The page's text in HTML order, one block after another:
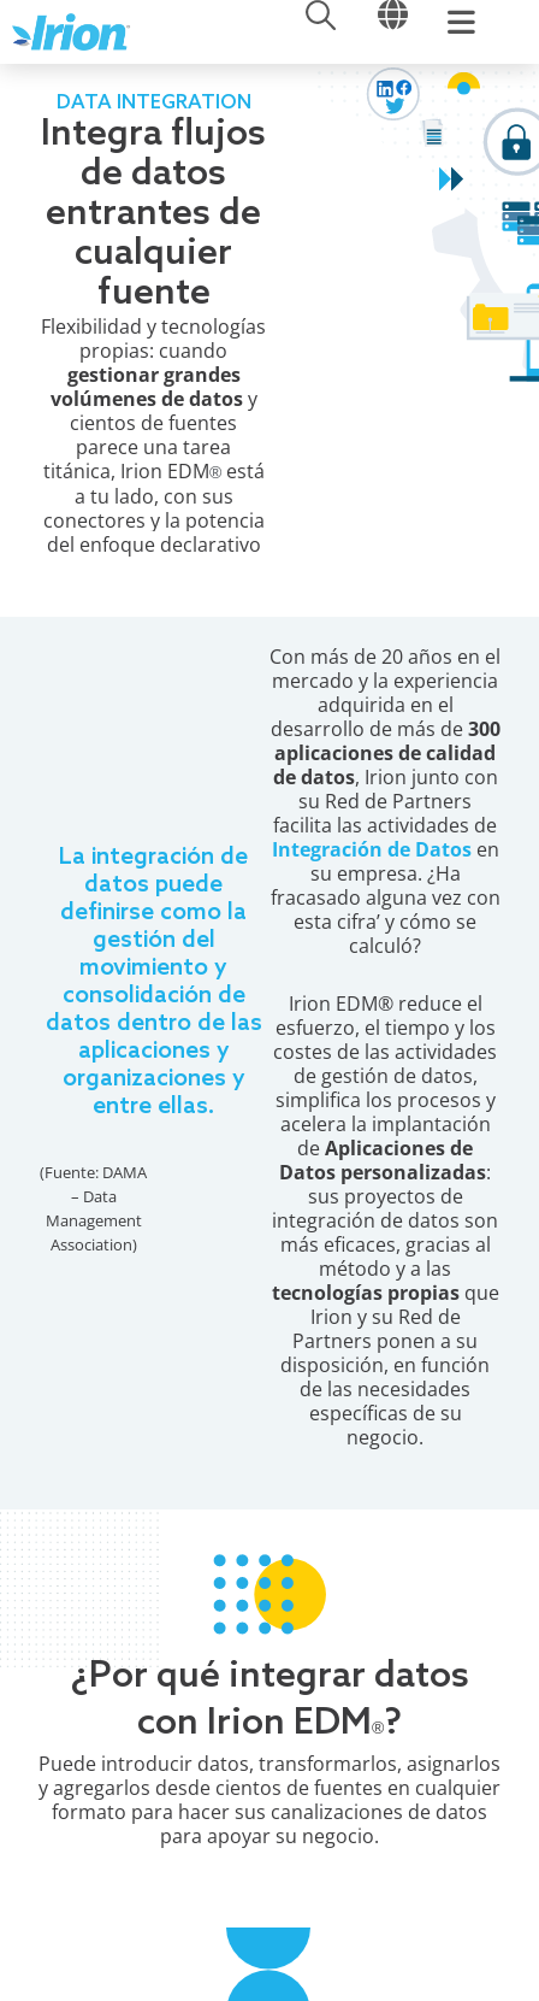
al
contenido
ABRIR ABRIR
DATA INTEGRATION
Integra flujos
de datos
entrantes de
cualquier
fuente
Flexibilidad y tecnologías
propias: cuando
gestionar grandes
volúmenes de datosy
cientos de fuentes
parece una tarea
titánica, Irion EDM® está
a tu lado, con sus
conectores y la potencia
del enfoque declarativo
La integración de
datos puede
definirse como la
gestión del
movimiento y
consolidación de
datos dentro de las
aplicaciones y
organizaciones y
entre ellas.
(Fuente: DAMA
– Data
Management
Association)
Con más de 20 años en el
mercado y la experiencia
adquirida en el
desarrollo de más de300
aplicaciones de calidad
de datos, Irion junto con
su Red de Partners
facilita las actividades de
Integración de Datosen
su empresa. ¿Ha
fracasado alguna vez con
esta cifra’ y cómo se
calculó?
Irion EDM® reduce el
esfuerzo, el tiempo y los
costes de las actividades
de gestión de datos,
simplifica los procesos y
acelera la implantación
deAplicaciones de
Datos personalizadas:
sus proyectos de
integración de datos son
más eficaces, gracias al
método y a las
tecnologías propiasque
Irion y su Red de
Partners ponen a su
disposición, en función
de las necesidades
específicas de su
negocio.
¿Por qué integrar datos
con Irion EDM®?
Puede introducir datos, transformarlos, asignarlos
y agregarlos desde cientos de fuentes en cualquier
formato para hacer sus canalizaciones de datos
para apoyar su negocio.